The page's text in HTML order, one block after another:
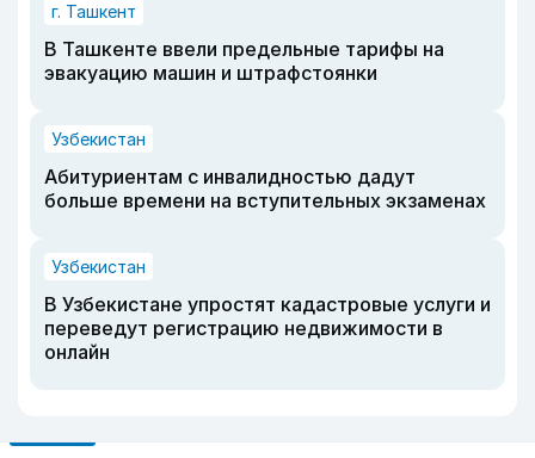
г. Ташкент
В Ташкенте ввели предельные тарифы на
эвакуацию машин и штрафстоянки
Узбекистан
Абитуриентам с инвалидностью дадут
больше времени на вступительных экзаменах
Узбекистан
В Узбекистане упростят кадастровые услуги и
переведут регистрацию недвижимости в
онлайн